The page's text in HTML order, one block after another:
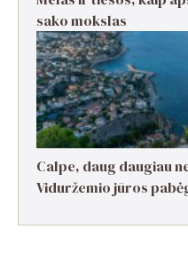
sako mokslas
Calpe, daug daugiau
Viduržemio jūros